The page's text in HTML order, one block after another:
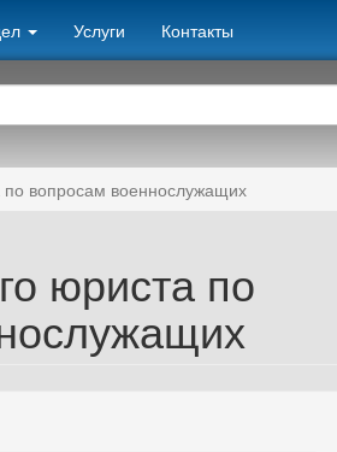
Услуги Контакты
вопросам военнослужащих
юриста по